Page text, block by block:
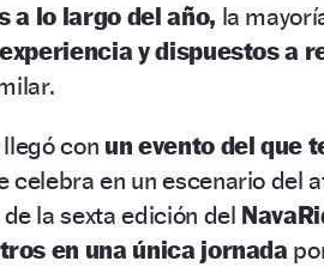
a lo largo del año, la
y dispuestos a
con un evento del que
celebra en un escenario del
la sexta edición del
en una única jornada